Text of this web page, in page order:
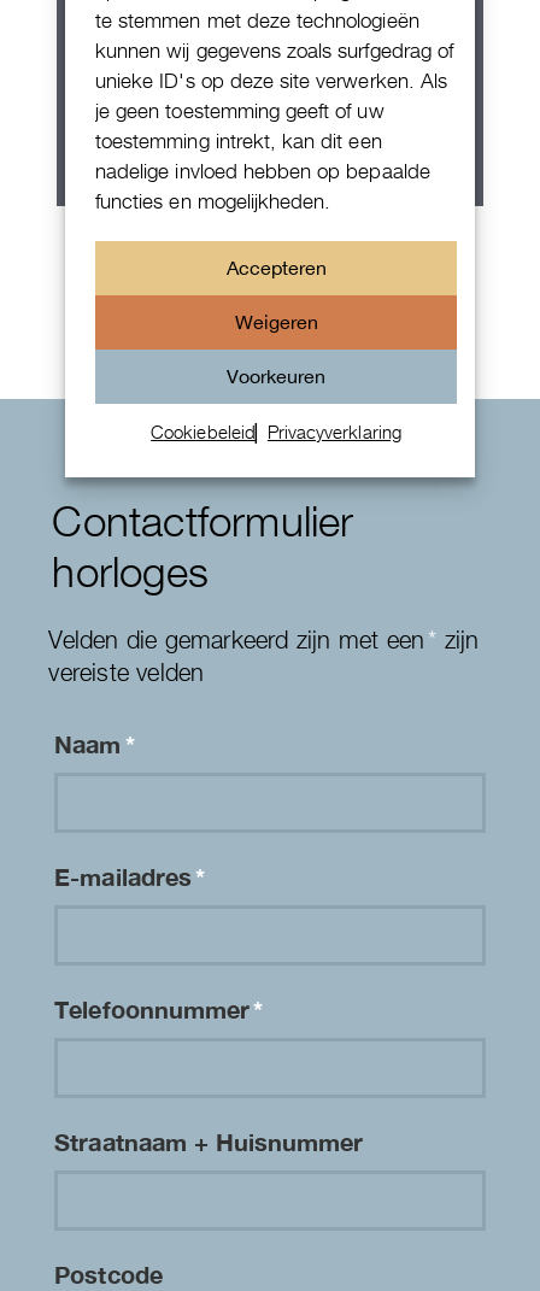
te stemmen met deze technologieën
kunnen wij gegevens zoals surfgedrag of
unieke ID's op deze site verwerken. Als
je geen toestemming geeft of uw
toestemming intrekt, kan dit een
nadelige invloed hebben op bepaalde
functies en mogelijkheden.
Accepteren
Weigeren
Voorkeuren
Cookiebeleid Privacyverklaring
Patek Philippe Annual Calendar
Chornograaf
Contactformulier
horloges
Velden die gemarkeerd zijn met een* zijn
vereiste velden
Naam*
E-mailadres*
Telefoonnummer*
Straatnaam + Huisnummer
Postcode